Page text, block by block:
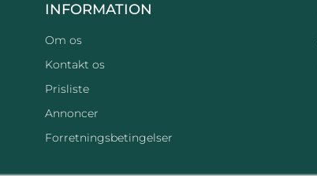
INFORMATION
Om os
Kontakt os
Prisliste
Annoncer
Forretningsbetingelser